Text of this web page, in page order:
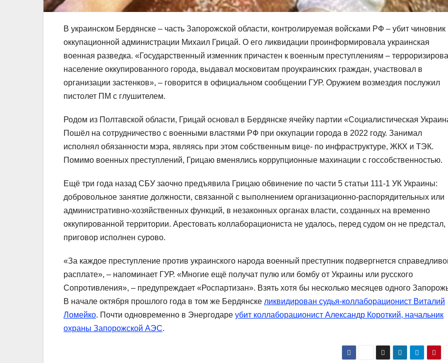
В украинском Бердянске – часть Запорожской области, контролируемая войсками РФ – убит чиновник
оккупационной администрации Михаил Грицай. О его ликвидации проинформировала украинская
военная разведка. «Государственный изменник причастен к военным преступлениям –
население оккупированного города, выдавал московитам проукраинских граждан, участвовал в
организации застенков», – говорится в официальном сообщении ГУР. Оружием возмездия послужил
пистолет ПМ с глушителем.
Родом из Полтавской области, Грицай основал в Бердянске ячейку партии «Социалистическая
Пошёл на сотрудничество с военными властями РФ при оккупации города в 2022 году. Занимал
исполнял обязанности мэра, являясь при этом собственным вице- по инфраструктуре, ЖКХ и ТЭК.
Помимо военных преступлений, Грицаю вменялись коррупционные махинации с госсобственностью.
Ещё три года назад СБУ заочно предъявила Грицаю обвинение по части 5 статьи 111-1 УК Украины:
добровольное занятие должности, связанной с выполнением организационно-распорядительных или
административно-хозяйственных функций, в незаконных органах власти, созданных на временно
оккупированной территории. Арестовать коллаборациониста не удалось, перед судом он не предстал,
приговор исполнен сурово.
«За каждое преступление против украинского народа военный преступник подвергнется
расплате», – напоминает ГУР. «Многие ещё получат пулю или бомбу от Украины или русского
Сопротивления», – предупреждает «Роспартизан». Взять хотя бы несколько месяцев одного
В начале октября прошлого года в том же Бердянске ликвидирован судья-коллаборационист Виталий
Ломейко. Почти одновременно в Энергодаре убит коллаборационист Александр Короткий, начальник
охраны Запорожской АЭС.